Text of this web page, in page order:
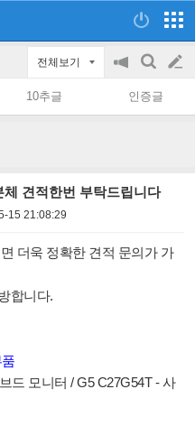
전체보기
공
on/off
검
색
글
쓰
10추글 인증글
견적한번 부탁드립니다
15 21:08:29
더욱 정확한 견적 문의가 가
합니다.
드 모니터 / G5 C27G54T - 사